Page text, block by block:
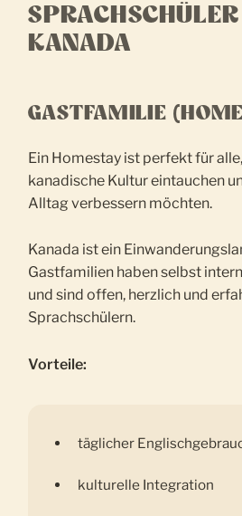
KANADA
GASTFAMILIE
Ein Homestay ist perfekt für
kanadische Kultur eintauchen
Alltag verbessern möchten.
Kanada ist ein
Gastfamilien haben selbst
und sind offen, herzlich und
Sprachschülern.
Vorteile:
täglicher
kulturelle Integration